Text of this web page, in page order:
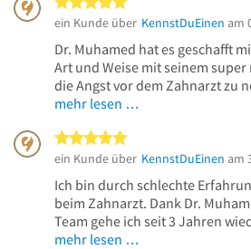
ein Kunde über KennstDuEinen am
Dr. Muhamed hat es geschafft
Art und Weise mit seinem
die Angst vor dem Zahnarzt zu
mehr lesen …
ein Kunde über KennstDuEinen am
Ich bin durch schlechte
beim Zahnarzt. Dank Dr.
Team gehe ich seit 3 Jahren
mehr lesen …